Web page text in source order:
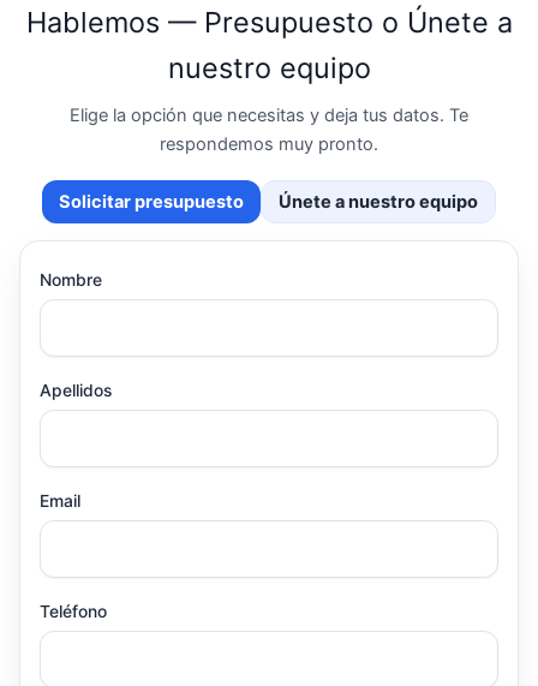
Hablemos — Presupuesto o Únete a
nuestro equipo
Elige la opción que necesitas y deja tus datos. Te
respondemos muy pronto.
Solicitar presupuesto Únete a nuestro equipo
Nombre
Apellidos
Email
Teléfono